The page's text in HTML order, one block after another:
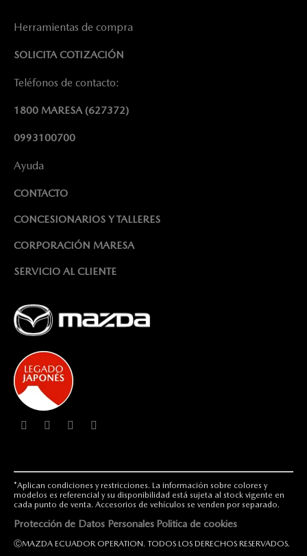
Herramientas de compra
SOLICITA COTIZACIÓN
Teléfonos de contacto:
1800 MARESA(627372)
0993100700
Ayuda
CONTACTO
CONCESIONARIOS Y TALLERES
CORPORACIÓN MARESA
SERVICIO AL CLIENTE
*Aplican condiciones y restricciones. La información sobre colores y
modelos es referencial y su disponibilidad está sujeta al stock vigente en
cada punto de venta. Accesorios de vehículos se venden por separado.
Protección de Datos Personales Politica de cookies
ⒸMAZDA ECUADOR OPERATION. TODOS LOS DERECHOS RESERVADOS.